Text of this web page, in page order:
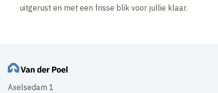
uitgerust en met een frisse blik voor jullie klaar.
Axelsedam 1